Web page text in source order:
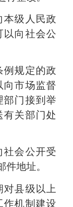
级人民政
以向社会公
规定的政
向市场监督
部门接到举
有关部门处
会公开受
地址。
县级以上
作机制建设